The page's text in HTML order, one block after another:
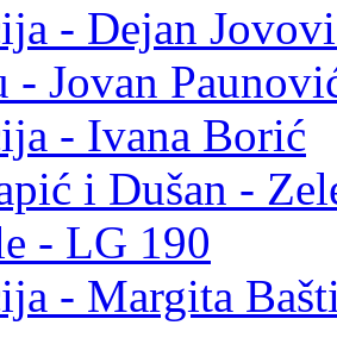
- Dejan
- Jovan
- Ivana Borić
i Dušan -
- LG 190
- Margita